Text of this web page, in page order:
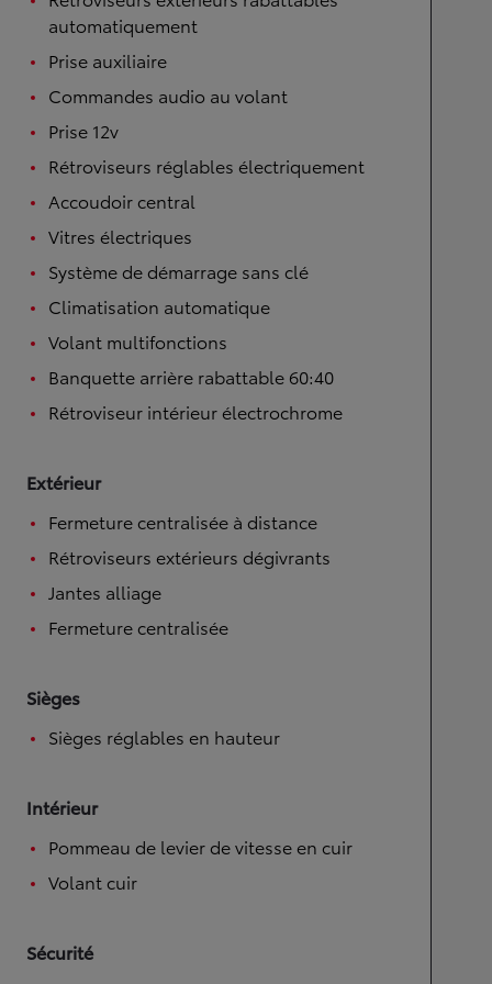
automatiquement
Prise auxiliaire
Commandes audio au volant
Prise 12v
Rétroviseurs réglables électriquement
Accoudoir central
Vitres électriques
Système de démarrage sans clé
Climatisation automatique
Volant multifonctions
Banquette arrière rabattable 60:40
Rétroviseur intérieur électrochrome
Extérieur
Fermeture centralisée à distance
Rétroviseurs extérieurs dégivrants
Jantes alliage
Fermeture centralisée
Sièges
Sièges réglables en hauteur
Intérieur
Pommeau de levier de vitesse en cuir
Volant cuir
Sécurité